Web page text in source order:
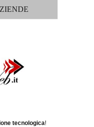
tecnologica!